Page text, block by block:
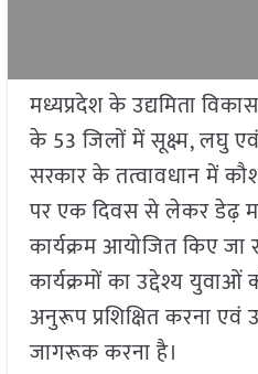
मध्यप्रदेश के उद्यमिता
के 53 जिलों में सूक्ष्म, लघु
सरकार के तत्वावधान में
पर एक दिवस से लेकर डेढ़
कार्यक्रम आयोजित किए जा
कार्यक्रमों का उद्देश्य युवाओं
अनुरूप प्रशिक्षित करना एवं
जागरूक करना है।